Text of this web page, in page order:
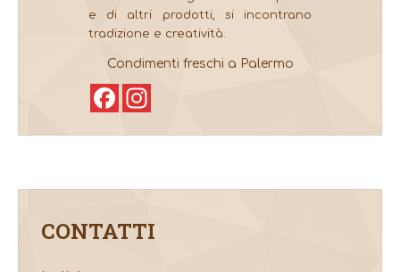
e di altri prodotti, si incontrano
tradizione e creatività.
Condimenti freschi a Palermo
Facebook
CONTATTI